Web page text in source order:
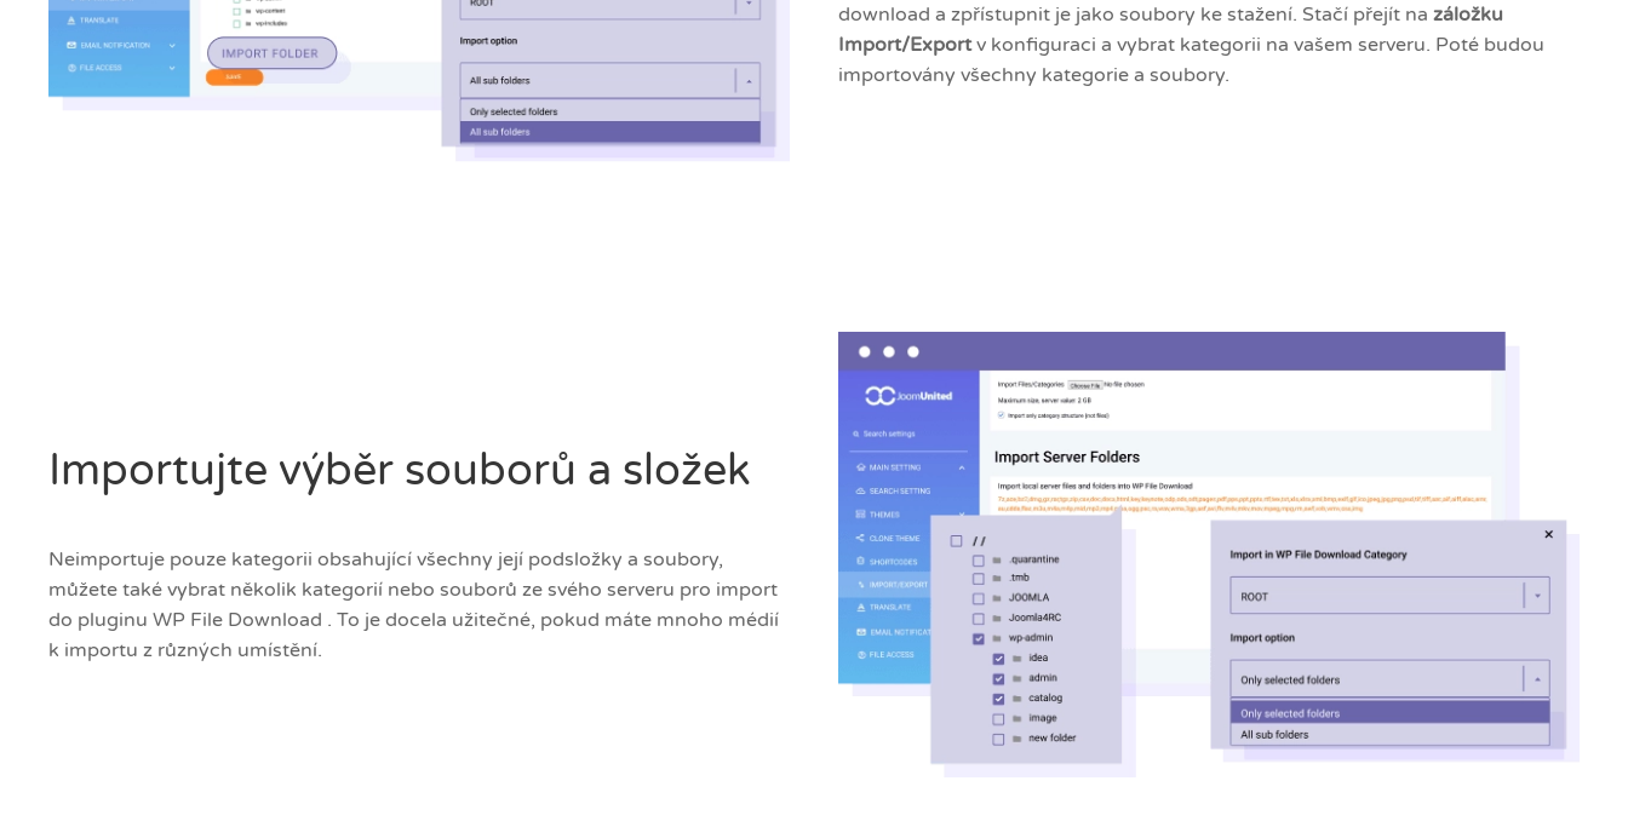
download a zpřístupnit je jako soubory ke stažení. Stačí přejít na záložku
Import/Exportv konfiguraci a vybrat kategorii na vašem serveru. Poté budou
importovány všechny kategorie a soubory.
Importujte výběr souborů a složek
Neimportuje pouze kategorii obsahující všechny její podsložky a soubory,
můžete také vybrat několik kategorií nebo souborů ze svého serveru pro import
do pluginu WP File Download . To je docela užitečné, pokud máte mnoho médií
k importu z různých umístění.